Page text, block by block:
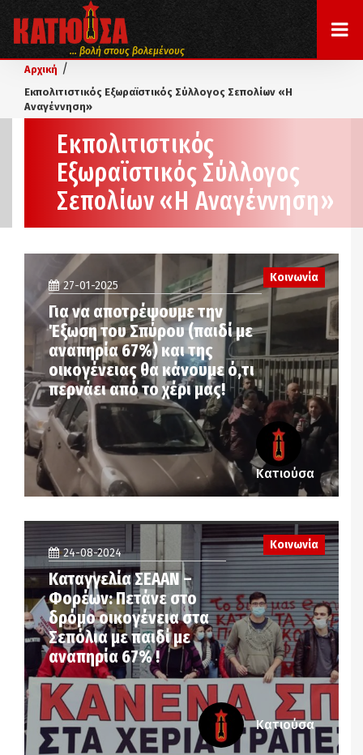
... βολή στους βολεμένους
Αρχική /
Εκπολιτιστικός Εξωραϊστικός Σύλλογος Σεπολίων «Η
Αναγέννηση»
Εκπολιτιστικός
Εξωραϊστικός Σύλλογος
Σεπολίων «Η Αναγέννηση»
Κοινωνία
27-01-2025
Για να αποτρέψουμε την
Έξωση του Σπύρου (παιδί με
αναπηρία 67%) και της
οικογένειας θα κάνουμε ό,τι
περνάει από το χέρι μας!
Κατιούσα
24-08-2024
Καταγγελία ΣΕΑΑΝ –
Φορέων: Πετάνε στο
δρόμο οικογένεια στα
Σεπόλια με παιδί με
αναπηρία 67% !
Κοινωνία
Κατιούσα